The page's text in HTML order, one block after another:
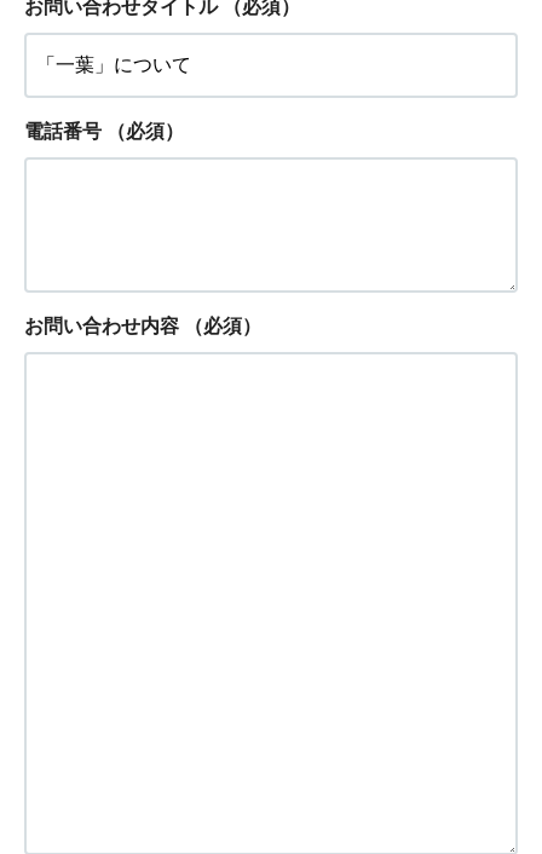
お問い合わせタイトル （必須）
電話番号 （必須）
お問い合わせ内容 （必須）